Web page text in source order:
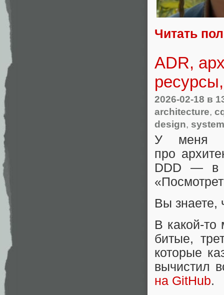
Читать
ADR,
2026-02-18 в
architecture,
design,
У меня
про
DDD — в
Вы знаете,
В
битые,
которые
вычистил
на GitHub.